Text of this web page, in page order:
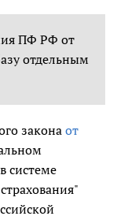
ПФ РФ от
отдельным
закона от
системе